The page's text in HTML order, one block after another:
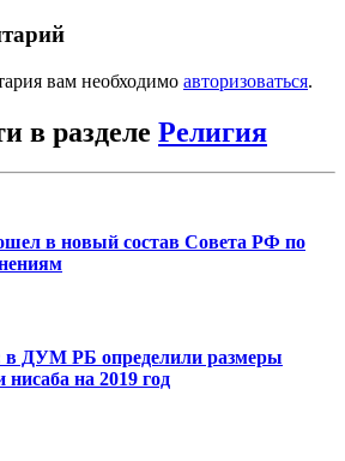
вам необходимо авторизоваться.
в разделе Религия
в новый состав Совета РФ по
ДУМ РБ определили размеры
на 2019 год